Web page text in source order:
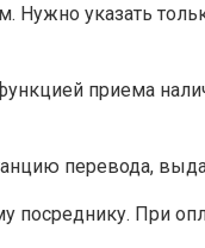
указать
приема
перевода,
посреднику. При